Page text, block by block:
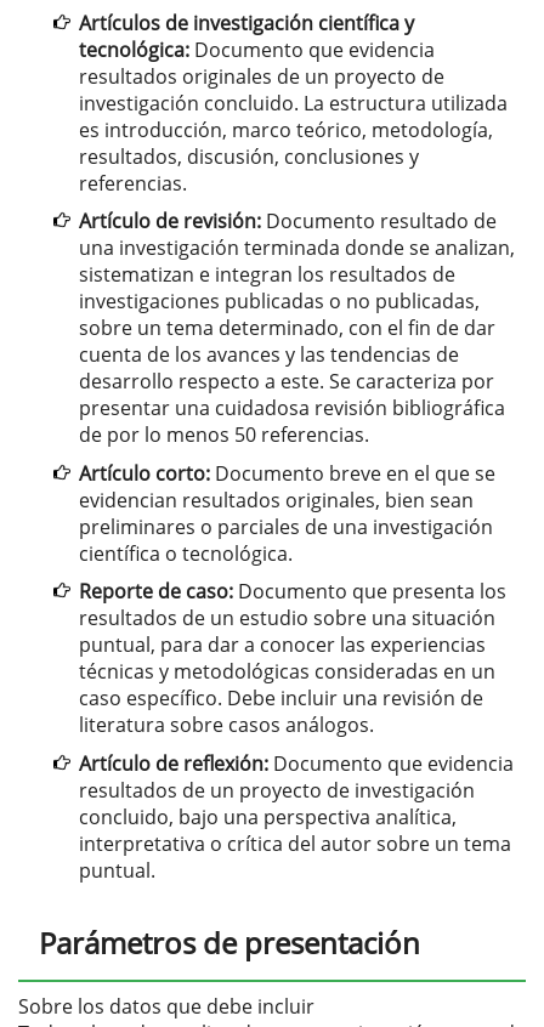
Artículos de investigación científica y
tecnológica: Documento que evidencia
resultados originales de un proyecto de
investigación concluido. La estructura utilizada
es introducción, marco teórico, metodología,
resultados, discusión, conclusiones y
referencias.
Artículo de revisión: Documento resultado de
una investigación terminada donde se analizan,
sistematizan e integran los resultados de
investigaciones publicadas o no publicadas,
sobre un tema determinado, con el fin de dar
cuenta de los avances y las tendencias de
desarrollo respecto a este. Se caracteriza por
presentar una cuidadosa revisión bibliográfica
de por lo menos 50 referencias.
Artículo corto: Documento breve en el que se
evidencian resultados originales, bien sean
preliminares o parciales de una investigación
científica o tecnológica.
Reporte de caso: Documento que presenta los
resultados de un estudio sobre una situación
puntual, para dar a conocer las experiencias
técnicas y metodológicas consideradas en un
caso específico. Debe incluir una revisión de
literatura sobre casos análogos.
Artículo de reflexión: Documento que evidencia
resultados de un proyecto de investigación
concluido, bajo una perspectiva analítica,
interpretativa o crítica del autor sobre un tema
puntual.
Parámetros de presentación
Sobre los datos que debe incluir